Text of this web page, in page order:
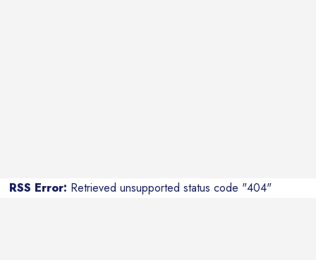
RSS Error: Retrieved unsupported status code "404"